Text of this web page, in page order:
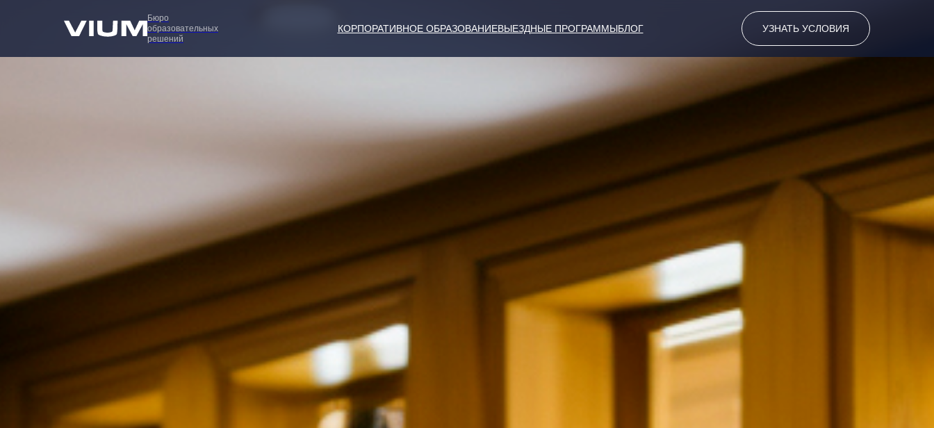
Бюро
образовательных
решений
КОРПОРАТИВНОЕ ОБРАЗОВАНИЕВЫЕЗДНЫЕ ПРОГРАММЫБЛОГ УЗНАТЬ УСЛОВИЯ